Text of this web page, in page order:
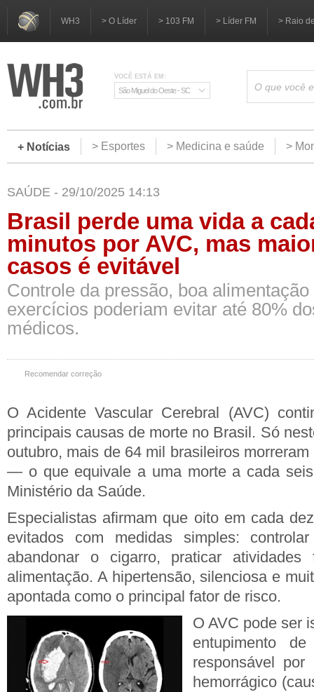
WH3 > O Líder > 103 FM > Líder FM > Raio
VOCÊ ESTÁ EM:
São Miguel do Oeste - SC
+ Notícias > Esportes > Medicina e saúde >
SAÚDE - 29/10/2025 14:13
Brasil perde uma vida a
minutos por AVC, mas
casos é evitável
Controle da pressão, boa
exercícios poderiam evitar até 80%
médicos.
Recomendar correção
O Acidente Vascular Cerebral (AVC)
principais causas de morte no Brasil. Só
outubro, mais de 64 mil brasileiros
— o que equivale a uma morte a cada
Ministério da Saúde.
Especialistas afirmam que oito em cada
evitados com medidas simples:
abandonar o cigarro, praticar
alimentação. A hipertensão, silenciosa e
apontada como o principal fator de risco.
O AVC pode ser
entupimento
responsável
hemorrágico